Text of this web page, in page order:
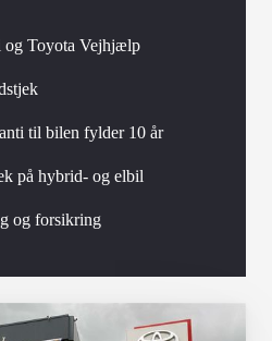
og Toyota Vejhjælp
til bilen fylder 10 år
på hybrid- og elbil
og forsikring